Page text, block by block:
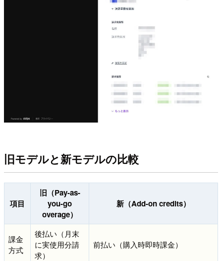
旧モデルと新モデルの比較
項目
旧（Pay-as-
you-go
overage）
新（Add-on credits）
課金
方式
後払い（月末
に実使用分請
求）
前払い（購入時即時課金）